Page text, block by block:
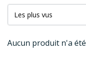
Aucun produit n'a